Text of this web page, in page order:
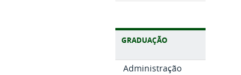
GRADUAÇÃO
Administração